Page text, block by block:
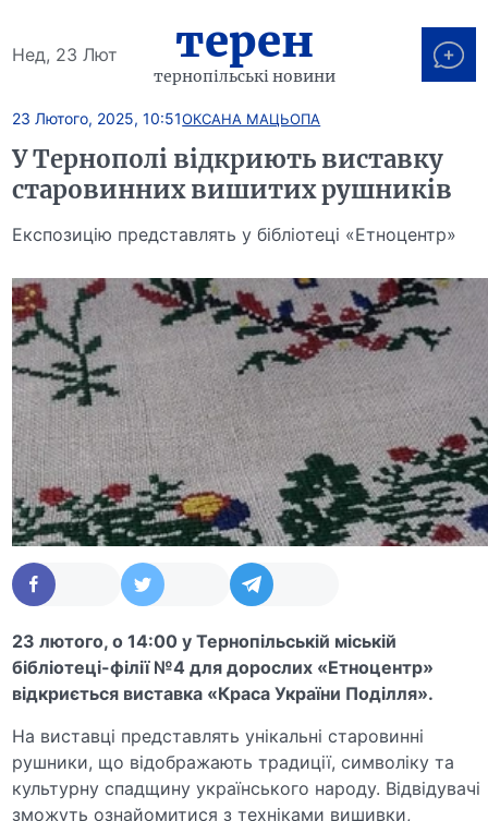
Нед, 23 Лют терен
тернопільські новини
23 Лютого, 2025, 10:51ОКСАНА МАЦЬОПА
У Тернополі відкриють виставку
старовинних вишитих рушників
Експозицію представлять у бібліотеці «Етноцентр»
23 лютого, о 14:00 у Тернопільській міській
бібліотеці-філії №4 для дорослих «Етноцентр»
відкриється виставка «Краса України Поділля».
На виставці представлять унікальні старовинні
рушники, що відображають традиції, символіку та
культурну спадщину українського народу. Відвідувачі
зможуть ознайомитися з техніками вишивки,